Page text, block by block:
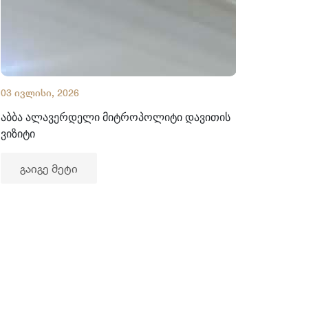
03 ივლისი, 2026
აბბა ალავერდელი მიტროპოლიტი დავითის
ვიზიტი
გაიგე მეტი